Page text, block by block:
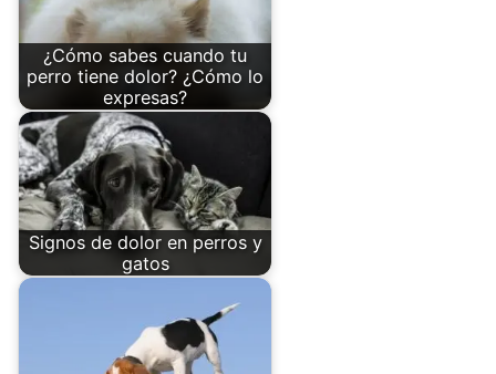
¿Cómo sabes cuando tu
perro tiene dolor? ¿Cómo lo
expresas?
Signos de dolor en perros y
gatos